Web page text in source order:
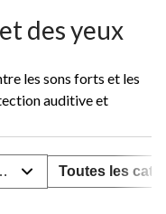
des yeux
les sons forts et les
auditive et
Toutes les